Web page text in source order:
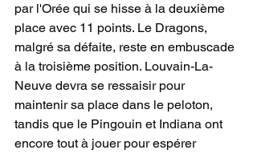
par l'Orée qui se hisse à la deuxième
place avec 11 points. Le Dragons,
malgré sa défaite, reste en embuscade
à la troisième position. Louvain-La-
Neuve devra se ressaisir pour
maintenir sa place dans le peloton,
tandis que le Pingouin et Indiana ont
encore tout à jouer pour espérer